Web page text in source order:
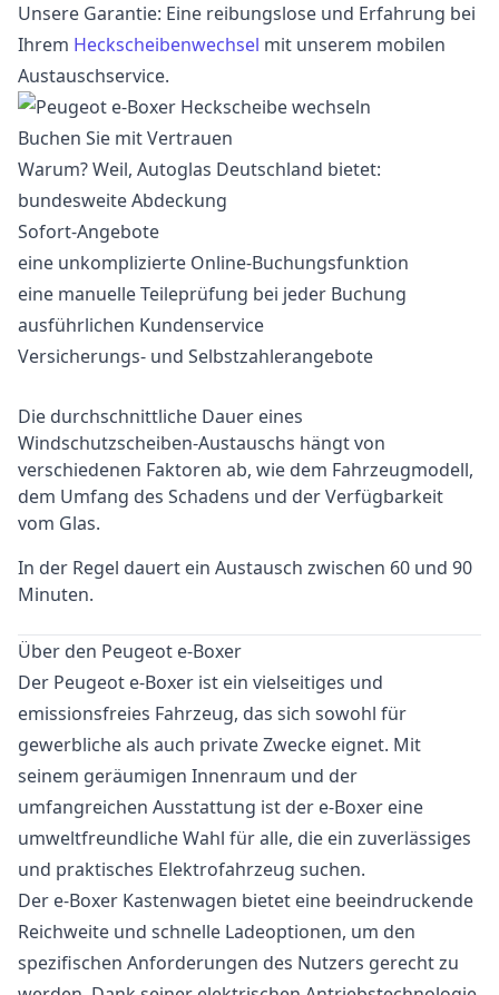
Unsere Garantie: Eine reibungslose und Erfahrung bei
Ihrem Heckscheibenwechsel mit unserem mobilen
Austauschservice.
Buchen Sie mit Vertrauen
Warum? Weil, Autoglas Deutschland bietet:
bundesweite Abdeckung
Sofort-Angebote
eine unkomplizierte Online-Buchungsfunktion
eine manuelle Teileprüfung bei jeder Buchung
ausführlichen Kundenservice
Versicherungs- und Selbstzahlerangebote
Die durchschnittliche Dauer eines
Windschutzscheiben-Austauschs hängt von
verschiedenen Faktoren ab, wie dem Fahrzeugmodell,
dem Umfang des Schadens und der Verfügbarkeit
vom Glas.
In der Regel dauert ein Austausch zwischen 60 und 90
Minuten.
Über den Peugeot e-Boxer
Der Peugeot e-Boxer ist ein vielseitiges und
emissionsfreies Fahrzeug, das sich sowohl für
gewerbliche als auch private Zwecke eignet. Mit
seinem geräumigen Innenraum und der
umfangreichen Ausstattung ist der e-Boxer eine
umweltfreundliche Wahl für alle, die ein zuverlässiges
und praktisches Elektrofahrzeug suchen.
Der e-Boxer Kastenwagen bietet eine beeindruckende
Reichweite und schnelle Ladeoptionen, um den
spezifischen Anforderungen des Nutzers gerecht zu